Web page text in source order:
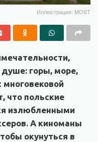
Иллюстрация: MOST
горы, море,
многовековой
что польские
излюбленными
А киноманы
окунуться в